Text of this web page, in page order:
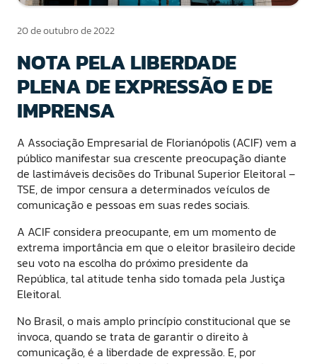
20 de outubro de 2022
NOTA PELA LIBERDADE
PLENA DE EXPRESSÃO E DE
IMPRENSA
A Associação Empresarial de Florianópolis (ACIF) vem a
público manifestar sua crescente preocupação diante
de lastimáveis decisões do Tribunal Superior Eleitoral –
TSE, de impor censura a determinados veículos de
comunicação e pessoas em suas redes sociais.
A ACIF considera preocupante, em um momento de
extrema importância em que o eleitor brasileiro decide
seu voto na escolha do próximo presidente da
República, tal atitude tenha sido tomada pela Justiça
Eleitoral.
No Brasil, o mais amplo princípio constitucional que se
invoca, quando se trata de garantir o direito à
comunicação, é a liberdade de expressão. E, por